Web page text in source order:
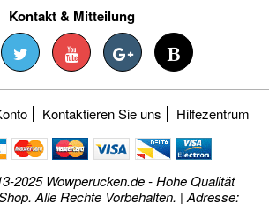
Kontakt & Mitteilung
Kontaktieren Sie uns Hilfezentrum
2025 Wowperucken.de - Hohe Qualität
Alle Rechte Vorbehalten. | Adresse: